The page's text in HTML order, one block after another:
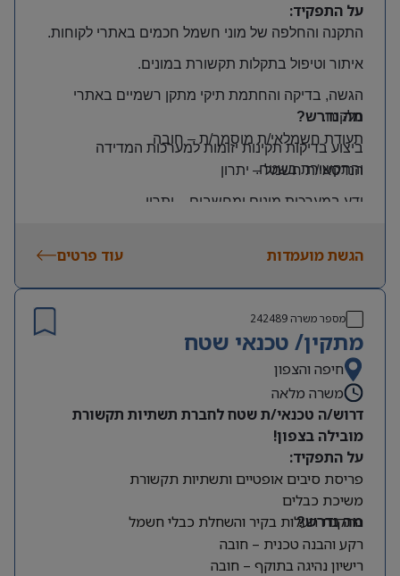
על התפקיד:
התקנה והחלפה של מוני חשמל חכמים באתרי לקוחות.
איתור וטיפול בתקלות תקשורת במונים.
הגשה, בדיקה והחתמת תיקי מתקן רשמיים באתרי
הלקוח.
ביצוע בדיקות תקינות יזומות למערכות המדידה
והתקשורת בשטח.
מה נדרש?
תעודת חשמלאי/ת מוסמך/ת – חובה
הנדסאי/ת חשמל– יתרון
ידע במערכות מונים ומחשבים יתרון
היקף משרה:
משרה מלאה | ימים: א’-ה’ | שעות: 8:00–17:00
תנאים:
רכב צמוד וטלפון סלולרי
שכר גבוה
מיקום: קדימה צורן
הגשת מועמדות עוד פרטים
מספר משרה242489
מתקין/ טכנאי שטח
חיפה והצפון
משרה מלאה
דרוש/ה טכנאי/ת שטח לחברת תשתיות תקשורת
מובילה בצפון!
על התפקיד:
פריסת סיבים אופטיים ותשתיות תקשורת
משיכת כבלים
התקנת תעלות בקיר והשחלת כבלי חשמל
מה נדרש?
רקע והבנה טכנית – חובה
רישיון נהיגה בתוקף – חובה